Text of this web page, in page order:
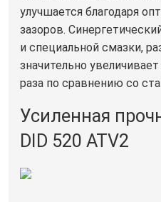
улучшается благодаря
зазоров.
и специальной смазки,
значительно
раза по сравнению со
Усиленная
DID 520 ATV2